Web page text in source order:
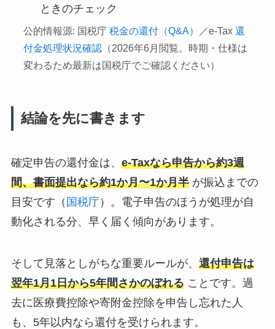
ときのチェック
公的情報源: 国税庁 税金の還付（Q&A） ／e-Tax 還
付金処理状況確認（2026年6月閲覧。時期・仕様は
変わるため最新は国税庁でご確認ください）
結論を先に書きます
確定申告の還付金は、 e-Taxなら申告から約3週
間、書面提出なら約1か月〜1か月半が振込までの
目安です（ 国税庁）。電子申告のほうが処理が自
動化される分、早く届く傾向があります。
そして見落としがちな重要ルールが、 還付申告は
翌年1月1日から5年間さかのぼれることです。過
去に医療費控除や寄附金控除を申告し忘れた人
も、5年以内なら還付を受けられます。